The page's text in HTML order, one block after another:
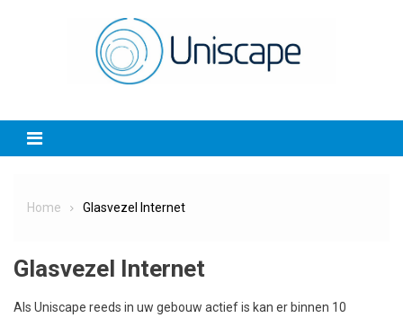
Home Glasvezel Internet
Glasvezel Internet
Als Uniscape reeds in uw gebouw actief is kan er binnen 10